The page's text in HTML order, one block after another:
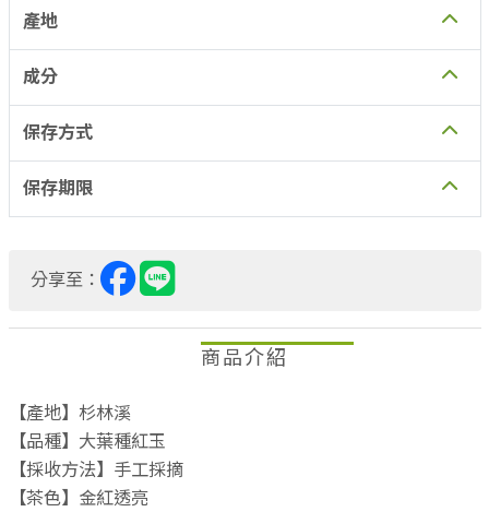
因此台茶18又稱「紅玉」，就是像紅寶石一樣。紅玉紅茶除了
與其他種類的紅茶有共同的柑橘類紅茶香氣之外，
還多了天然的肉桂香與薄荷香，這種獨特品種香，被國際茶葉
專家譽為「台灣紅」像紅寶石一樣的閃亮✨
產地
成分
保存方式
保存期限
分享至：
商品介紹
【產地】杉林溪
【品種】大葉種紅玉
【採收方法】手工採摘
【茶色】金紅透亮